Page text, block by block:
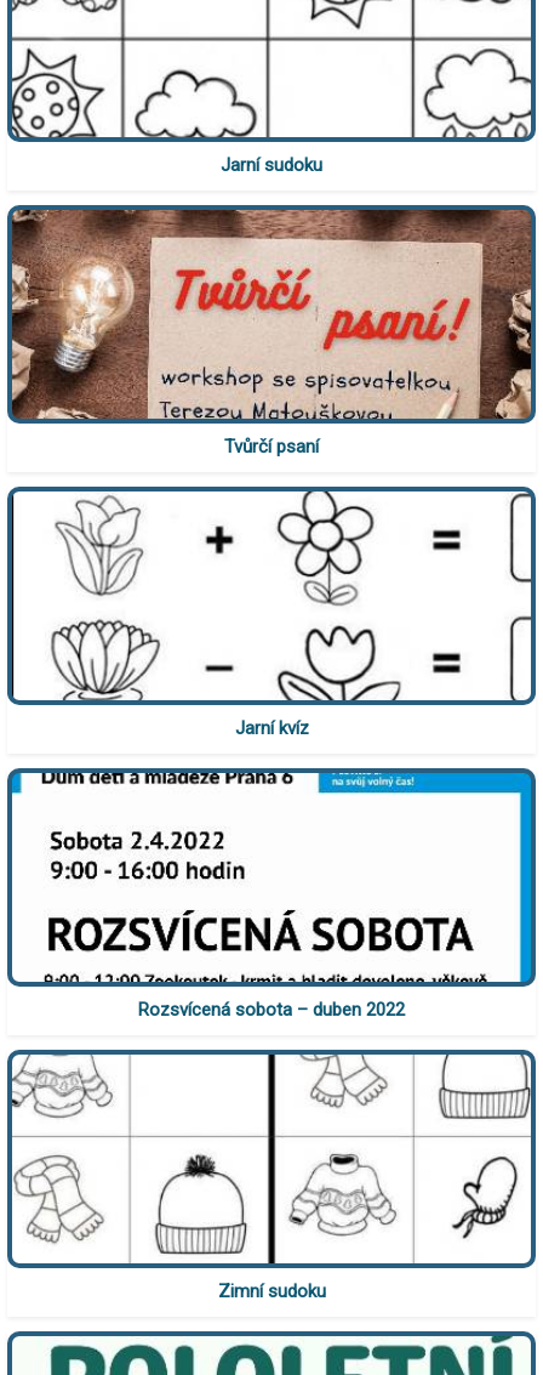
Jarní sudoku
Tvůrčí psaní
Jarní kvíz
Rozsvícená sobota – duben 2022
Zimní sudoku